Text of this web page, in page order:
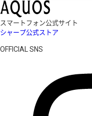
スマートフォン公式サイト
シャープ公式ストア
OFFICIAL SNS